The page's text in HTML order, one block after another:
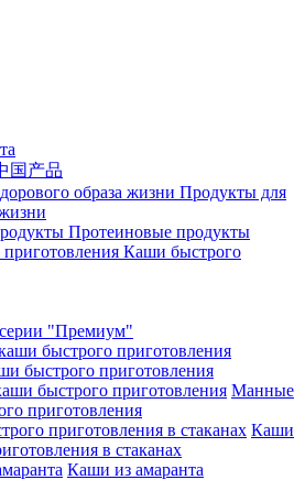
国产品
Продукты для
Протеиновые продукты
Каши быстрого
"Премиум"
быстрого приготовления
Манные
приготовления
Каши
в стаканах
Каши из амаранта